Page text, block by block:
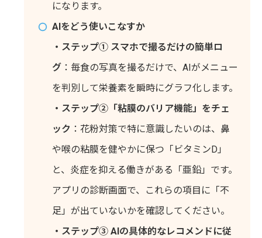
になります。
AIをどう使いこなすか
・ステップ① スマホで撮るだけの簡単ロ
グ：毎食の写真を撮るだけで、AIがメニュー
を判別して栄養素を瞬時にグラフ化します。
・ステップ②「粘膜のバリア機能」をチェ
ック ：花粉対策で特に意識したいのは、鼻
や喉の粘膜を健やかに保つ「ビタミンD」
と、炎症を抑える働きがある「亜鉛」です。
アプリの診断画面で、これらの項目に「不
足」が出ていないかを確認してください。
・ステップ③ AIの具体的なレコメンドに従